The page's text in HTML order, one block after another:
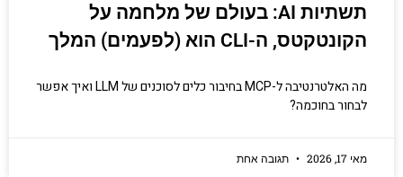
תשתיות AI: בעולם של מלחמה על
הקונטקטס, ה-CLI הוא (לפעמים) המלך
מה האלטרנטיבה ל-MCP בחיבור כלים לסוכנים של LLM ואיך אפשר
לבחור בחוכמה?
מאי 17, 2026 תגובה אחת